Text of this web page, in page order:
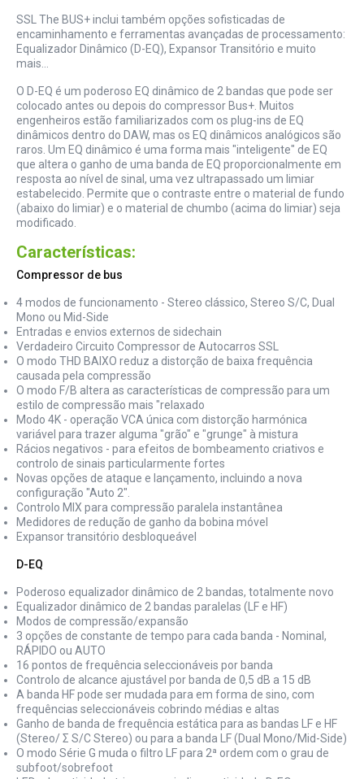
SSL The BUS+ inclui também opções sofisticadas de
encaminhamento e ferramentas avançadas de processamento:
Equalizador Dinâmico (D-EQ), Expansor Transitório e muito
mais...
O D-EQ é um poderoso EQ dinâmico de 2 bandas que pode ser
colocado antes ou depois do compressor Bus+. Muitos
engenheiros estão familiarizados com os plug-ins de EQ
dinâmicos dentro do DAW, mas os EQ dinâmicos analógicos são
raros. Um EQ dinâmico é uma forma mais "inteligente" de EQ
que altera o ganho de uma banda de EQ proporcionalmente em
resposta ao nível de sinal, uma vez ultrapassado um limiar
estabelecido. Permite que o contraste entre o material de fundo
(abaixo do limiar) e o material de chumbo (acima do limiar) seja
modificado.
Características:
Compressor de bus
4 modos de funcionamento - Stereo clássico, Stereo S/C, Dual
Mono ou Mid-Side
Entradas e envios externos de sidechain
Verdadeiro Circuito Compressor de Autocarros SSL
O modo THD BAIXO reduz a distorção de baixa frequência
causada pela compressão
O modo F/B altera as características de compressão para um
estilo de compressão mais "relaxado
Modo 4K - operação VCA única com distorção harmónica
variável para trazer alguma "grão" e "grunge" à mistura
Rácios negativos - para efeitos de bombeamento criativos e
controlo de sinais particularmente fortes
Novas opções de ataque e lançamento, incluindo a nova
configuração "Auto 2".
Controlo MIX para compressão paralela instantânea
Medidores de redução de ganho da bobina móvel
Expansor transitório desbloqueável
D-EQ
Poderoso equalizador dinâmico de 2 bandas, totalmente novo
Equalizador dinâmico de 2 bandas paralelas (LF e HF)
Modos de compressão/expansão
3 opções de constante de tempo para cada banda - Nominal,
RÁPIDO ou AUTO
16 pontos de frequência seleccionáveis por banda
Controlo de alcance ajustável por banda de 0,5 dB a 15 dB
A banda HF pode ser mudada para em forma de sino, com
frequências seleccionáveis cobrindo médias e altas
Ganho de banda de frequência estática para as bandas LF e HF
(Stereo/ Σ S/C Stereo) ou para a banda LF (Dual Mono/Mid-Side)
O modo Série G muda o filtro LF para 2ª ordem com o grau de
subfoot/sobrefoot